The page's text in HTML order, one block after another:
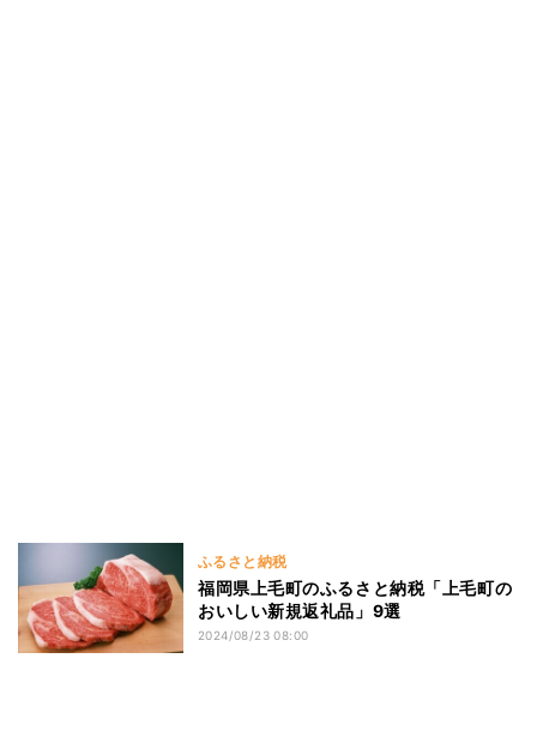
ふるさと納税
福岡県上毛町のふるさと納税「上毛町の
おいしい新規返礼品」9選
2024/08/23 08:00